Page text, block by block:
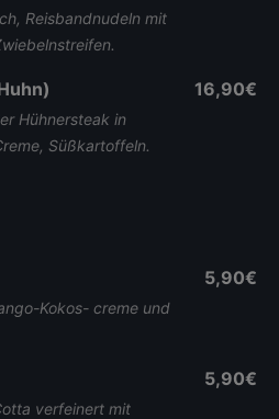
Reisbandnudeln mit
Hühnersteak in
Süßkartoffeln.
16,90€
Kokos- creme und
5,90€
verfeinert mit
5,90€